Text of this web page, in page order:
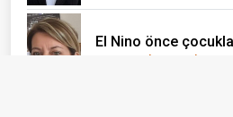
El Nino önce
Doç. Dr. Olcay Uçak